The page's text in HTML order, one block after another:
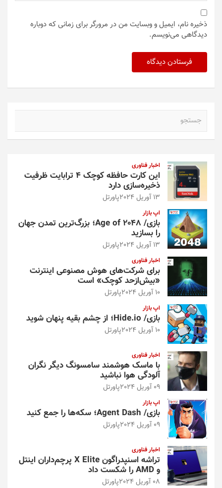
ذخیره نام، ایمیل و وبسایت من در مرورگر برای زمانی که دوباره
دیدگاهی می‌نویسم.
اخبار فناوری
این کارت حافظه کوچک ۴ ترابایت ظرفیت
ذخیره‌سازی دارد
13 آوریل 2024 پاورتل
اپ بازار
بازی/ Age of 2048؛ بزرگ‌ترین تمدن جهان
را بسازید
13 آوریل 2024 پاورتل
اخبار فناوری
برای شرکت‌های هوش مصنوعی اینترنت
«بیش‌از‌حد کوچک» است
10 آوریل 2024 پاورتل
اپ بازار
بازی/ Hide.io؛ از چشم بقیه پنهان شوید
10 آوریل 2024 پاورتل
اخبار فناوری
با ماسک هوشمند سامسونگ دیگر نگران
آلودگی هوا نباشید
09 آوریل 2024 پاورتل
اپ بازار
بازی/ Agent Dash؛ سکه‌ها را جمع کنید
09 آوریل 2024 پاورتل
اخبار فناوری
تراشه اسنپدراگون X Elite پرچم‌داران اینتل
و AMD را شکست داد
08 آوریل 2024 پاورتل